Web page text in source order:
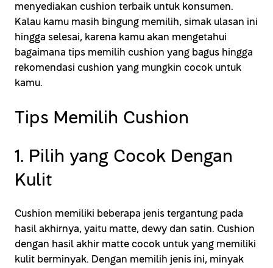
menyediakan cushion terbaik untuk konsumen.
Kalau kamu masih bingung memilih, simak ulasan ini
hingga selesai, karena kamu akan mengetahui
bagaimana tips memilih cushion yang bagus hingga
rekomendasi cushion yang mungkin cocok untuk
kamu.
Tips Memilih Cushion
1. Pilih yang Cocok Dengan
Kulit
Cushion memiliki beberapa jenis tergantung pada
hasil akhirnya, yaitu matte, dewy dan satin. Cushion
dengan hasil akhir matte cocok untuk yang memiliki
kulit berminyak. Dengan memilih jenis ini, minyak